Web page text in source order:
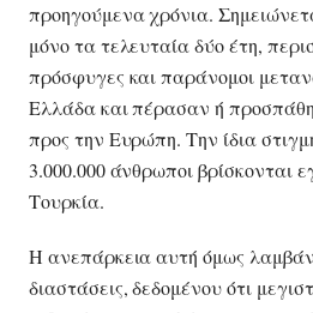
προηγούμενα χρόνια.
μόνο τα τελευταία δύο έτη,
πρόσφυγες και παράνομοι
Ελλάδα και πέρασαν ή
προς την Ευρώπη. Την ίδια
3.000.000 άνθρωποι βρίσκονται
Τουρκία.
Η ανεπάρκεια αυτή όμως
διαστάσεις, δεδομένου ότι